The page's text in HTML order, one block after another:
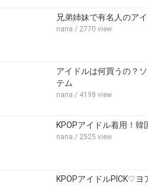
兄弟姉妹で有名人のア
nana / 2770 view
アイドルは何買うの？
テム
nana / 4198 view
KPOPアイドル着用！韓
nana / 2525 view
KPOPアイドルPICK♡ヨ